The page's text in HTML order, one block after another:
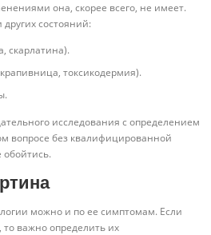
она, скорее всего, не имеет.
состояний:
скарлатина).
токсикодермия).
исследования с определением
вопросе без квалифицированной
можно и по ее симптомам. Если
важно определить их